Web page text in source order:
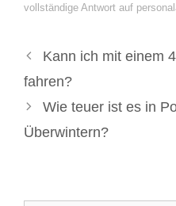
vollständige Antwort auf
Kann ich mit einem
fahren?
Wie teuer ist es in
Überwintern?